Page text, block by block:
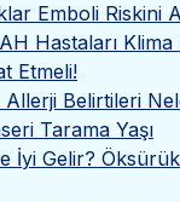
Emboli Riskini
Hastaları
Etmeli!
Allerji Belirtileri
Tarama Yaşı
İyi Gelir? Öksürük